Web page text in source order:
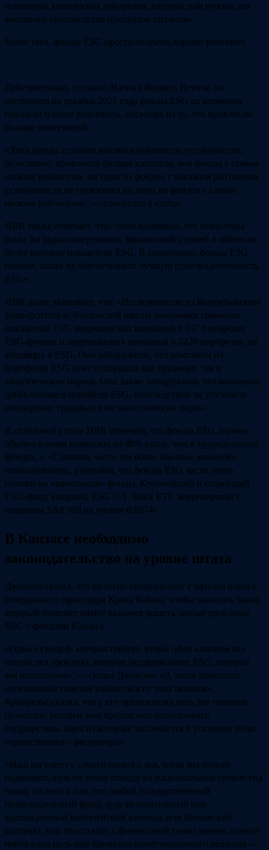
некоторых химических продуктов, которые нам нужны для
массового производства продуктов питания».
Более того, фонды ESG просто не очень хорошо работают.
Действительно, согласно Harvard Business Review, по
состоянию на декабрь 2021 года фонды ESG со временем
показали плохие результаты, несмотря на то, что привлекли
больше инвестиций.
«Хотя фонды с самым высоким рейтингом устойчивости,
безусловно, привлекли больше капитала, чем фонды с самым
низким рейтингом, ни один из фондов с высоким рейтингом
устойчивости не превзошел ни один из фондов с самым
низким рейтингом», — говорится в статье.
HBR также отмечает, что: «хотя возможно, что инвесторы
были бы рады пожертвовать финансовой отдачей в обмен на
более высокие показатели ESG. К сожалению, фонды ESG,
похоже, также не обеспечивают лучшую производительность
ESG».
HBR далее указывает, что: «Исследователи из Колумбийского
университета и Лондонской школы экономики сравнили
показатели ESG американских компаний в 147 портфелях
ESG-фондов и американских компаний в 2428 портфелях, не
входящих в ESG. Они обнаружили, что компании из
портфелей ESG хуже соблюдали как трудовые, так и
экологические нормы. Они также обнаружили, что компании,
добавленные в портфели ESG, впоследствии не улучшили
соблюдение трудовых или экологических норм»
В отдельной статье HBR отмечает, что фонды ESG дороже,
обычно взимая комиссию на 40% выше, чем в традиционных
фондах, и «Слишком часто эти более высокие комиссии
необоснованны, учитывая, что фонды ESG часто очень
похожи на «ванильные» фонды. Крупнейший и старейший
ESG-фонд Vanguard, ESG U.S. Stock ETF, коррелировал с
индексом S&P 500 на уровне 0,9974».
В Канзасе необходимо
законодательство на уровне штата
Джонсон сказал, что он тесно сотрудничает с офисом нового
генерального прокурора Криса Кобаха, чтобы написать закон,
который поможет офису казначея решить любые проблемы
ESG с фондами Канзаса.
«Одна из вещей, которая требует, чтобы офис казначея вел
список тех (фондов), которые поддерживают ESG, которые
мы используем», — сказал Джонсон. «А затем приказать
пенсионным советам избавиться от этих активов».
Крайфельс сказал, что у его организации есть две типовые
политики, которые они предлагают использовать
государствам, одна из которых заключается в усилении роли
«единственного фидуциара».
«Наш аргумент с самого первого дня, когда мы начали
поднимать шум по этому поводу на национальном уровне год
назад, состоит в том, что любой государственный
инвестиционный фонд, будь то пенсионный или
краткосрочный казначейский капитал, или банковский
контракт, или что-то еще, с финансовой точки зрения должен
иметь одна цель при принятии инвестиционного решения —